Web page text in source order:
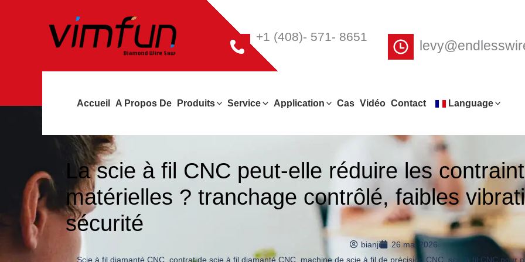
+1 (408)- 571- 8651
Accueil A Propos De Produits Service Application Cas Vidéo Contact Language
La scie à fil CNC peut-elle réduire les
matérielles ? tranchage contrôlé, faibles
sécurité
bianji
26 mai 2026
Scie à fil diamanté CNC contrat de scie à fil diamanté CNC machine de scie à fil de précision CNC scie à fil CNC pour